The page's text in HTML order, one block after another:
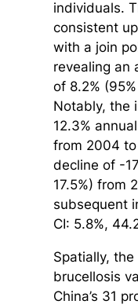
individuals.
consistent
with a join
revealing an
of 8.2% (95%
Notably, the
12.3%
from 2004
decline of -
17.5%) from
subsequent
CI: 5.8%,
Spatially,
brucellosis
China’s 31